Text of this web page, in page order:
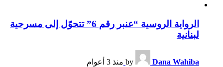
الرواية الروسية “عنبر رقم 6” تتحوّل إلى مسرحية
لبنانية
by Dana Wahiba منذ 3 أعوام